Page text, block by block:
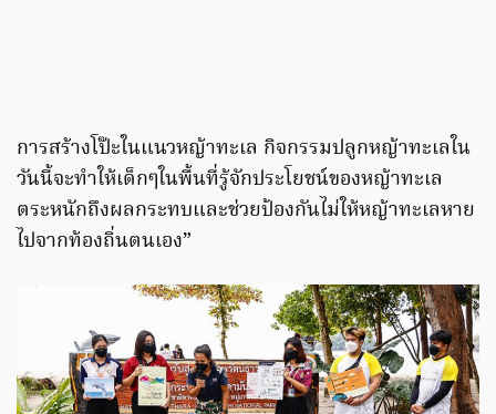
การสร้างโป๊ะในแนวหญ้าทะเล กิจกรรมปลูกหญ้าทะเลใน
วันนี้จะทำให้เด็กๆในพื้นที่รู้จักประโยชน์ของหญ้าทะเล
ตระหนักถึงผลกระทบและช่วยป้องกันไม่ให้หญ้าทะเลหาย
ไปจากท้องถิ่นตนเอง”